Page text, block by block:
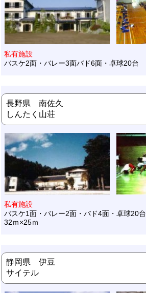
私有施設
バスケ2面・バレー3面バド6面・卓球20台
長野県 南佐久
しんたく山荘
私有施設
バスケ1面・バレー2面・バド4面・卓球20台
32ｍ×25ｍ
静岡県 伊豆
サイテル